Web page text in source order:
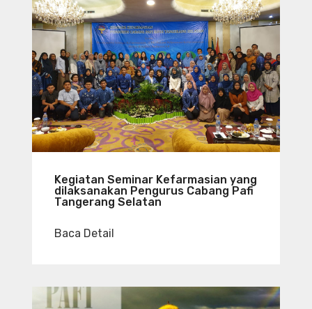
Kegiatan Seminar Kefarmasian yang
dilaksanakan Pengurus Cabang Pafi
Tangerang Selatan
Baca Detail